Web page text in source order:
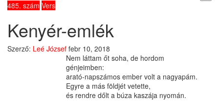
485. szám Vers
Kenyér-emlék
Szerző: Leé József febr 10, 2018
Nem láttam őt soha, de hordom
génjeimben:
arató-napszámos ember volt a nagyapám.
Egyre a más földjét vetette,
és rendre dőlt a búza kaszája nyomán.